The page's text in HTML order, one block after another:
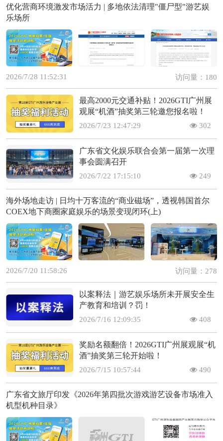
优化营商环境激发市场活力 | 多地依法清理"僵尸型"游艺娱
乐场所
2026/7/28 11:52:31 访问量：180
最高2000元交通补贴！2026GTI广州展
观展“机酒”抽奖第三轮邀您报名啦！
2026/7/23 12:47:29 302
广东省文化娱乐联合会第一届第一次理
事会圆满召开
2026/7/22 17:15:10 249
海外场地走访 | 日均十万客流的“商业磁场”，透视韩国首尔
COEX地下商圈家庭娱乐的场景变现闭环(上)
2026/7/20 11:58:26 访问量：278
以案释法｜游艺娱乐场所未开展安全生
产教育和培训？罚！
2026/7/16 12:09:35 408
奖励名额翻倍！2026GTI广州展观展“机
酒”抽奖第三轮开始啦！
2026/7/15 10:57:44 490
广东省文旅厅印发《2026年第四批次游戏游艺设备市场准入
机型机种目录》